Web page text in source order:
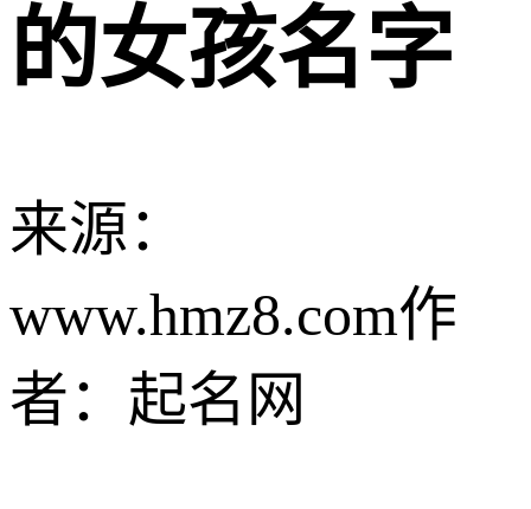
的女孩名字
来源：
www.hmz8.com作
者：起名网